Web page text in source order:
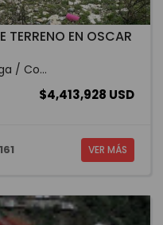
TERRENO EN OSCAR
/ Co...
$4,413,928 USD
VER MÁS